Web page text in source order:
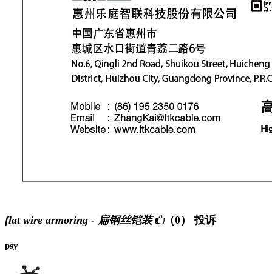
flat wire armoring - 扁钢丝铠装 （0） 投诉
psy